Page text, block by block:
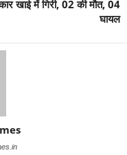
खाई में गिरी, 02 की मौत, 04
घायल